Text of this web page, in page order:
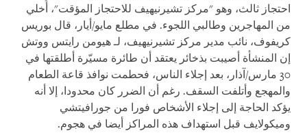
احتجاز ثالث، وهو "مركز تشيرنيهيف للاحتجاز المؤقت"، أُخلي
من المهاجرين وطالبي اللجوء. في مطلع مايو/أيار، قال بوريس
كريفوف، نائب مدير مركز تشيرنيهيف، لـ هيومن رايتس ووتش
إن المنشأة أصيبت بذخائر يعتقد أن طائرة مسيّرة أطلقتها في
30 مارس/آذار، بعد إجلاء الناس، فحطمت نوافذ قاعة الطعام
والمهجع وأتلفت السقف. رغم أن الضرر كان محدودا، إلا أنه
يؤكد الحاجة إلى إجلاء الأشخاص فورا من جورافيتشي
وميكولايف قبل استهداف هذه المراكز أيضا في هجوم.